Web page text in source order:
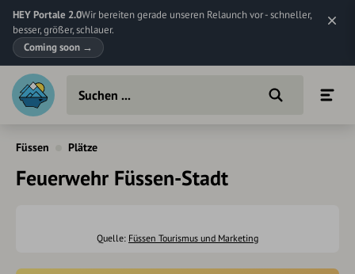
HEY Portale 2.0Wir bereiten gerade unseren Relaunch vor - schneller,
besser, größer, schlauer.
Coming soon →
Füssen Plätze
Feuerwehr Füssen-Stadt
Quelle: Füssen Tourismus und Marketing